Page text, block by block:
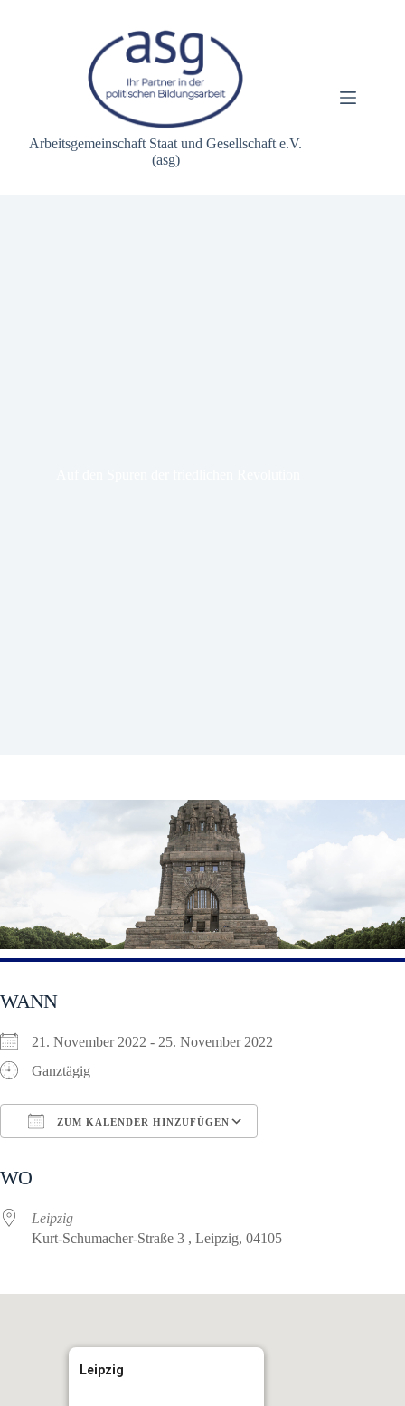
Arbeitsgemeinschaft Staat und Gesellschaft e.V.
(asg)
WANN
21. November 2022 - 25. November 2022
Ganztägig
ZUM KALENDER HINZUFÜGEN
WO
Leipzig
Kurt-Schumacher-Straße 3 , Leipzig, 04105
Leipzig